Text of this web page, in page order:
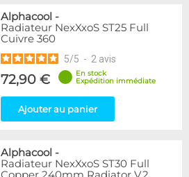
Alphacool -
Radiateur NexXxoS ST25 Full
Cuivre 360
5/5 - 2 avis
72,90 €
En stock
Expédition immédiate
Ajouter au panier
Alphacool -
Radiateur NexXxoS ST30 Full